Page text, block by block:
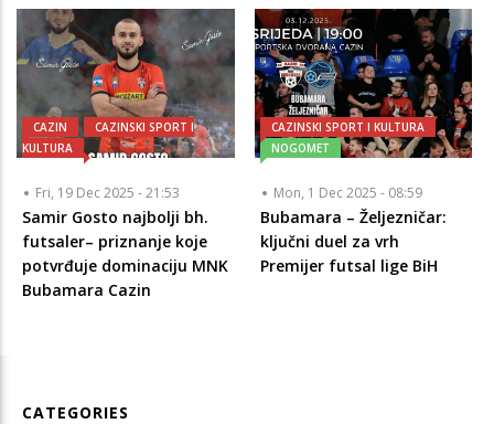
CAZIN
CAZINSKI SPORT I
KULTURA
Fri, 19 Dec 2025 - 21:53
Samir Gosto najbolji bh.
futsaler– priznanje koje
potvrđuje dominaciju MNK
Bubamara Cazin
CAZINSKI SPORT I KULTURA
NOGOMET
Mon, 1 Dec 2025 - 08:59
Bubamara – Željezničar:
ključni duel za vrh
Premijer futsal lige BiH
CATEGORIES